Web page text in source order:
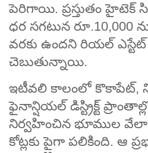
పెరిగాయి. ప్రస్తుతం హైటెక్
ధర సగటున రూ.10,000
వరకు ఉందని రియల్
చెబుతున్నాయి.
ఇటీవలి కాలంలో
ఫైనాన్షియల్ డిస్ట్రిక్ట్
నిర్వహించిన భూముల
కోట్లకు పైగా పలికింది. ఆ